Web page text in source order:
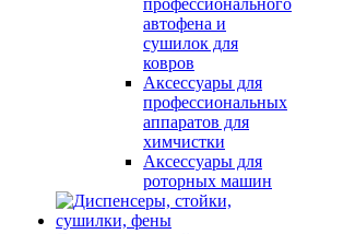
профессионального
автофена и
сушилок для
ковров
Аксессуары для
профессиональных
аппаратов для
химчистки
Аксессуары для
роторных машин